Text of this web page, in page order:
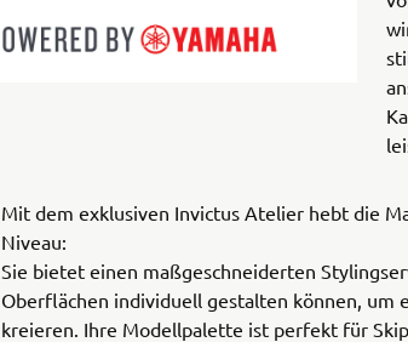
Mit dem exklusiven Invictus Atelier hebt die
Niveau:
Sie bietet einen maßgeschneiderten
Oberflächen individuell gestalten können, um
kreieren. Ihre Modellpalette ist perfekt für